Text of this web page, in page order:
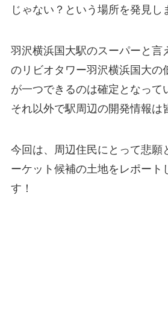
じゃない？ という場所を発見し
羽沢横浜国大駅のスーパーと言
のリビオタワー羽沢横浜国大の
が一つできるのは確定 となって
それ以外で駅周辺の開発情報は
今回は、周辺住民にとって悲願
ーケット候補の土地をレポート
す！